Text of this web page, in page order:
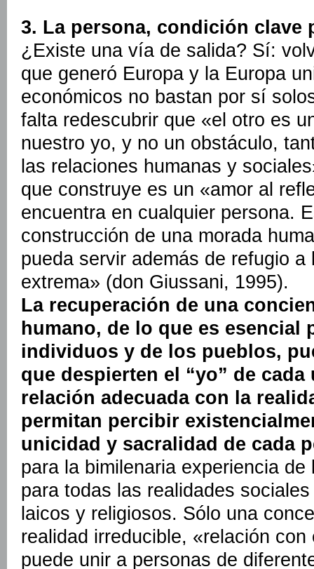
3. La persona, condición clave
¿Existe una vía de salida? Sí:
que generó Europa y la Europa
económicos no bastan por sí
falta redescubrir que «el otro es
nuestro yo, y no un obstáculo,
las relaciones humanas y
que construye es un «amor al
encuentra en cualquier persona.
construcción de una morada
pueda servir además de refugio a
extrema» (don Giussani, 1995).
La recuperación de una
humano, de lo que es esencial
individuos y de los pueblos,
que despierten el “yo” de
relación adecuada con la
permitan percibir
unicidad y sacralidad de cada
para la bimilenaria experiencia
para todas las realidades
laicos y religiosos. Sólo una
realidad irreducible, «relación
puede unir a personas de